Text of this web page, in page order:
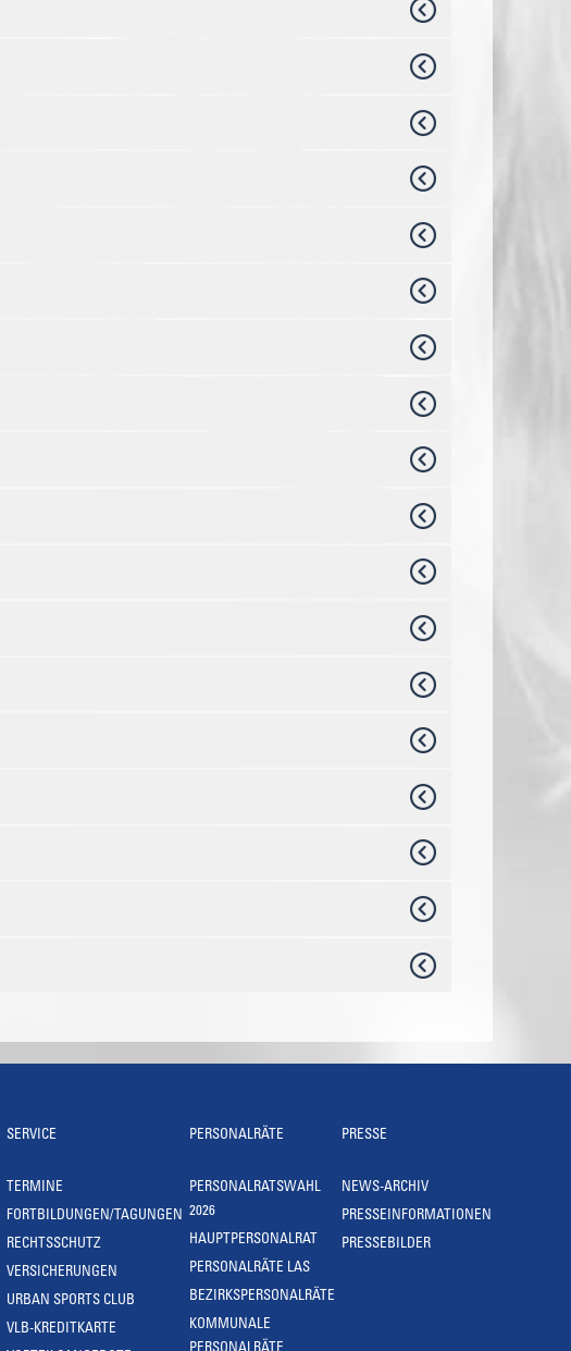
SERVICE
TERMINE
FORTBILDUNGEN/TAGUNGEN
RECHTSSCHUTZ
VERSICHERUNGEN
URBAN SPORTS CLUB
VLB-KREDITKARTE
PERSONALRÄTE
PERSONALRATSWAHL
2026
HAUPTPERSONALRAT
PERSONALRÄTE LAS
BEZIRKSPERSONALRÄTE
KOMMUNALE
PRESSE
NEWS-ARCHIV
PRESSEINFORMATIONEN
PRESSEBILDER